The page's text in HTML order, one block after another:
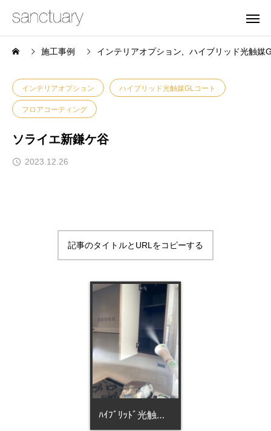
施工事例 インテリアオプション ハイブリッド光触媒
インテリアオプション ハイブリッド光触媒GLコート
フロアコーティング
ソライエ新鎌ケ谷
2023.12.26
記事のタイトルとURLをコピーする
ﾊｲﾌﾞﾘｯﾄﾞ光触媒GLｺｰﾄ